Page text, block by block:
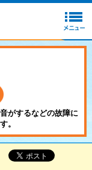
がするなどの故障に
。